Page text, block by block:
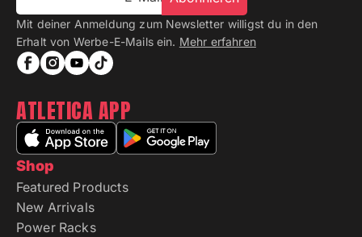
Shop
Featured Products
New Arrivals
Power Racks
Mit deiner Anmeldung zum Newsletter willigst du in den
Erhalt von Werbe-E-Mails ein. Mehr erfahren
ATLETICA APP